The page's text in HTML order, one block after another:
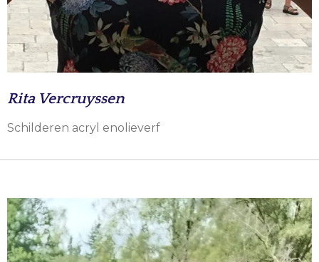
Rita Vercruyssen
Schilderen acryl enolieverf